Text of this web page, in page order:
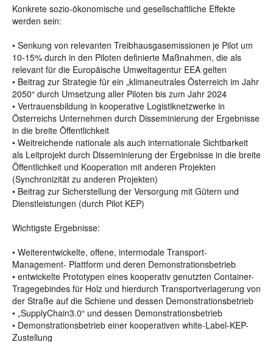
Konkrete sozio-ökonomische und gesellschaftliche Effekte
werden sein:
• Senkung von relevanten Treibhausgasemissionen je Pilot um
10-15% durch in den Piloten definierte Maßnahmen, die als
relevant für die Europäische Umweltagentur EEA gelten
• Beitrag zur Strategie für ein „klimaneutrales Österreich im Jahr
2050“ durch Umsetzung aller Piloten bis zum Jahr 2024
• Vertrauensbildung in kooperative Logistiknetzwerke in
Österreichs Unternehmen durch Disseminierung der Ergebnisse
in die breite Öffentlichkeit
• Weitreichende nationale als auch internationale Sichtbarkeit
als Leitprojekt durch Disseminierung der Ergebnisse in die breite
Öffentlichkeit und Kooperation mit anderen Projekten
(Synchronizität zu anderen Projekten)
• Beitrag zur Sicherstellung der Versorgung mit Gütern und
Dienstleistungen (durch Pilot KEP)
Wichtigste Ergebnisse:
• Weiterentwickelte, offene, intermodale Transport-
Management- Plattform und deren Demonstrationsbetrieb
• entwickelte Prototypen eines kooperativ genutzten Container-
Tragegebindes für Holz und hierdurch Transportverlagerung von
der Straße auf die Schiene und dessen Demonstrationsbetrieb
• „SupplyChain3.0“ und dessen Demonstrationsbetrieb
• Demonstrationsbetrieb einer kooperativen white-Label-KEP-
Zustellung